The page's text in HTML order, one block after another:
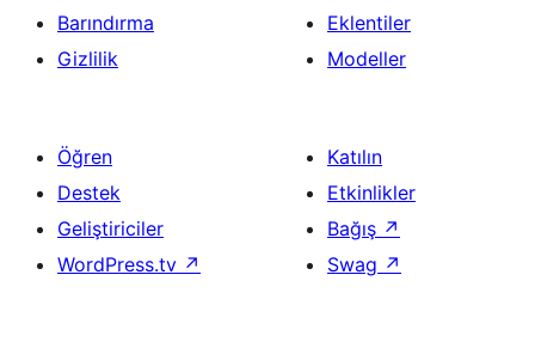
Barındırma
Gizlilik
Eklentiler
Modeller
Öğren
Destek
Geliştiriciler
WordPress.tv ↗
Katılın
Etkinlikler
Bağış ↗
Swag ↗